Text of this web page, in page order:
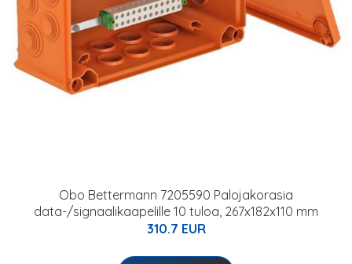
Obo Bettermann 7205590 Palojakorasia
data-/signaalikaapelille 10 tuloa, 267x182x110 mm
310.7 EUR